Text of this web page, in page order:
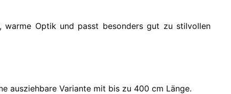
Optik und passt besonders gut zu stilvollen
ausziehbare Variante mit bis zu 400 cm Länge.